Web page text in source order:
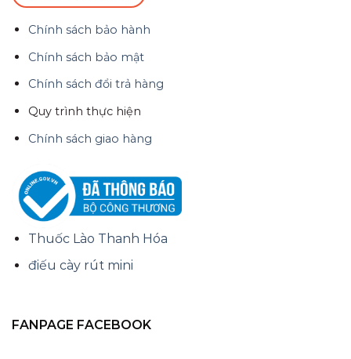
Chính sách bảo hành
Chính sách bảo mật
Chính sách đổi trả hàng
Quy trình thực hiện
Chính sách giao hàng
Thuốc Lào Thanh Hóa
điếu cày rút mini
FANPAGE FACEBOOK